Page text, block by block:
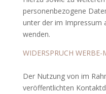
personenbezogene
unter der im Impressum
wenden.
WIDERSPRUCH WERBE-
Der Nutzung von im
veröffentlichten